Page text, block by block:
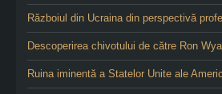
Războiul din Ucraina din perspectivă
Descoperirea chivotului de către Ron
Ruina iminentă a Statelor Unite ale